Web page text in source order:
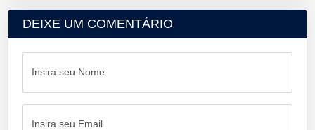
DEIXE UM COMENTÁRIO
Insira seu Nome
Insira seu Email